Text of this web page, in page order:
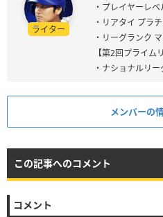
ライター
・プレイヤーレ
・リアタイ プラ
・リーグランク
【第2回プライム
・ナショナルリ
メンバーの
この記事へのコメント
コメント